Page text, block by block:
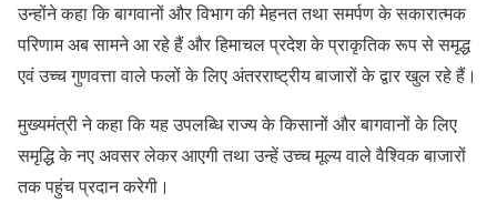
उन्होंने कहा कि बागवानों और विभाग की मेहनत तथा समर्पण के सकारात्मक
परिणाम अब सामने आ रहे हैं और हिमाचल प्रदेश के प्राकृतिक रूप से समृद्ध
एवं उच्च गुणवत्ता वाले फलों के लिए अंतरराष्ट्रीय बाजारों के द्वार खुल रहे हैं।
मुख्यमंत्री ने कहा कि यह उपलब्धि राज्य के किसानों और बागवानों के लिए
समृद्धि के नए अवसर लेकर आएगी तथा उन्हें उच्च मूल्य वाले वैश्विक बाजारों
तक पहुंच प्रदान करेगी।